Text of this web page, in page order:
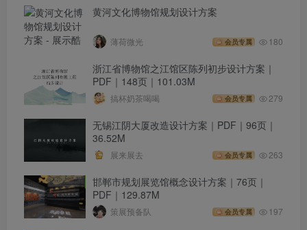
黄河文化博物馆规划设计方案
薄荷微光 会员专属 180
浙江省博物馆之江馆区陈列初步设计方案｜
PDF｜148页｜101.03M
搞杯奶茶喝喝 会员专属 279
无锡江阴大厦改造设计方案｜PDF｜96页｜
36.52M
展来展去 会员专属 263
邯郸市规划展览馆概念设计方案｜76页｜
PDF｜129.87M
策展预备队 会员专属 197